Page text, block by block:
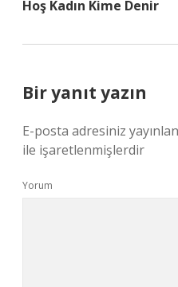
Hoş Kadın Kime Denir
Bir yanıt yazın
E-posta adresiniz
ile işaretlenmişlerdir
Yorum